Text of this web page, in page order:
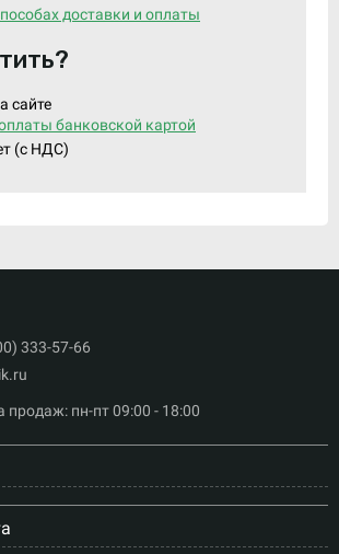
доставки и оплаты
сайте
банковской картой
(c НДС)
333-57-66
пн-пт 09:00 - 18:00